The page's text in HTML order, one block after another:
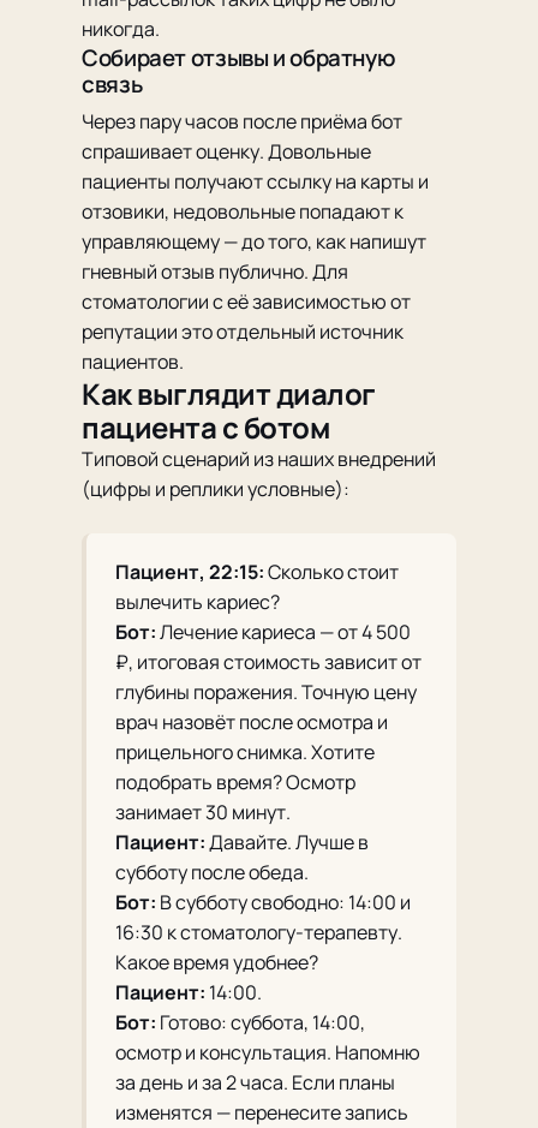
никогда.
Собирает отзывы и обратную
связь
Через пару часов после приёма бот
спрашивает оценку. Довольные
пациенты получают ссылку на карты и
отзовики, недовольные попадают к
управляющему — до того, как напишут
гневный отзыв публично. Для
стоматологии с её зависимостью от
репутации это отдельный источник
пациентов.
Как выглядит диалог
пациента с ботом
Типовой сценарий из наших внедрений
(цифры и реплики условные):
Пациент, 22:15:Сколько стоит
вылечить кариес?
Бот:Лечение кариеса — от 4 500
₽, итоговая стоимость зависит от
глубины поражения. Точную цену
врач назовёт после осмотра и
прицельного снимка. Хотите
подобрать время? Осмотр
занимает 30 минут.
Пациент:Давайте. Лучше в
субботу после обеда.
Бот: В субботу свободно: 14:00 и
16:30 к стоматологу-терапевту.
Какое время удобнее?
Пациент: 14:00.
Бот: Готово: суббота, 14:00,
осмотр и консультация. Напомню
за день и за 2 часа. Если планы
изменятся — перенесите запись